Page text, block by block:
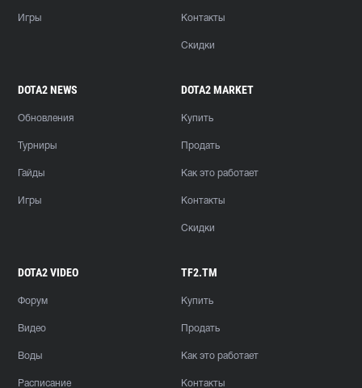
Игры Контакты
Скидки
DOTA2 NEWS
Обновления
Турниры
Гайды
Игры
DOTA2 MARKET
Купить
Продать
Как это работает
Контакты
Скидки
DOTA2 VIDEO
Форум
Видео
Воды
Расписание
TF2.TM
Купить
Продать
Как это работает
Контакты